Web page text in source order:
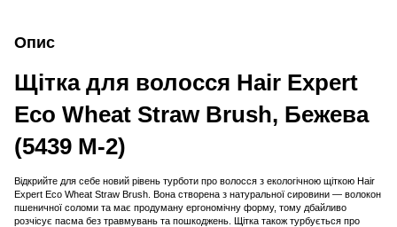
Опис
Щітка для волосся Hair Expert
Eco Wheat Straw Brush, Бежева
(5439 M-2)
Відкрийте для себе новий рівень турботи про волосся з екологічною щіткою Hair
Expert Eco Wheat Straw Brush. Вона створена з натуральної сировини — волокон
пшеничної соломи та має продуману ергономічну форму, тому дбайливо
розчісує пасма без травмувань та пошкоджень. Щітка також турбується про